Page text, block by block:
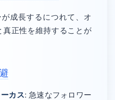
成長するにつれて、オ
真正性を維持することが
カス: 急速なフォロワー